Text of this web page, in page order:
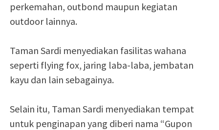
perkemahan, outbond maupun kegiatan
outdoor lainnya.
Taman Sardi menyediakan fasilitas wahana
seperti flying fox, jaring laba-laba, jembatan
kayu dan lain sebagainya.
Selain itu, Taman Sardi menyediakan tempat
untuk penginapan yang diberi nama “Gupon